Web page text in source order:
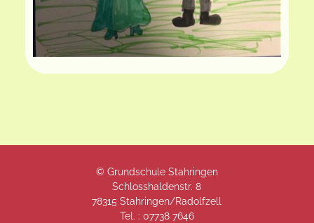
© Grundschule Stahringen
Schlosshaldenstr. 8
78315 Stahringen/Radolfzell
Tel. : 07738 7646